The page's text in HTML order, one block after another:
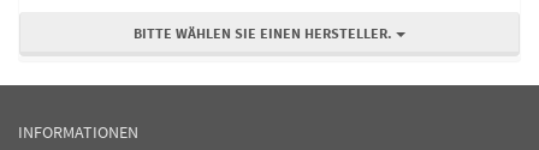
BITTE WÄHLEN SIE EINEN HERSTELLER.
INFORMATIONEN